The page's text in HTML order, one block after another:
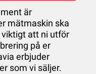
är
mätmaskin ska
att ni utför
på er
erbjuder
som vi säljer.